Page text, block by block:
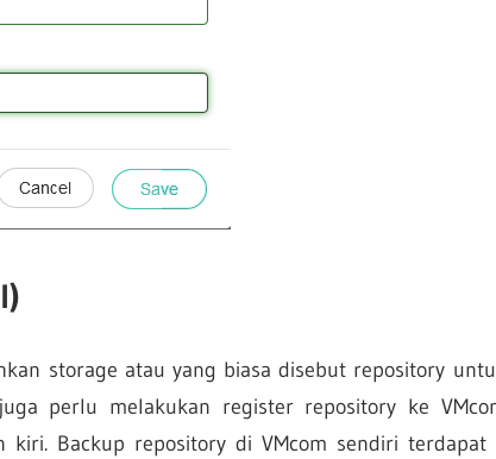
storage atau yang biasa disebut repository
perlu melakukan register repository ke
kiri. Backup repository di VMcom sendiri terdapat